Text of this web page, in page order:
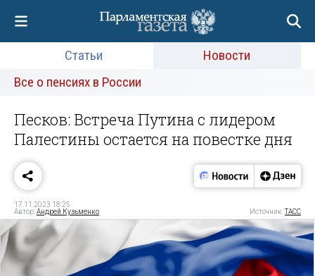
Статьи
Новости
Все о пенсиях в России
Песков: Встреча Путина с лидером
Палестины остается на повестке дня
17.11.2023 18:25
Автор:Андрей Кузьменко Источник:ТАСС